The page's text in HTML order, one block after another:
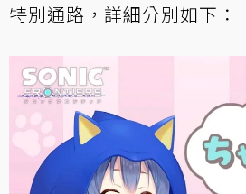
特別通路，詳細分別如下：